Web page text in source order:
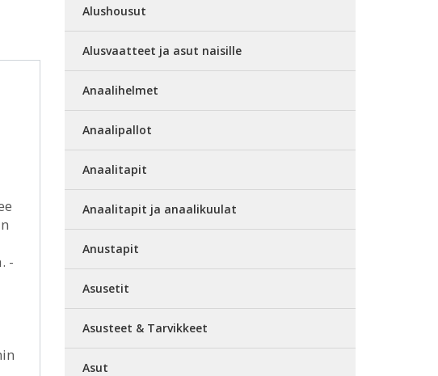
-
Alushousut
Alusvaatteet ja asut naisille
Anaalihelmet
Anaalipallot
Anaalitapit
Anaalitapit ja anaalikuulat
Anustapit
Asusetit
Asusteet & Tarvikkeet
Asut